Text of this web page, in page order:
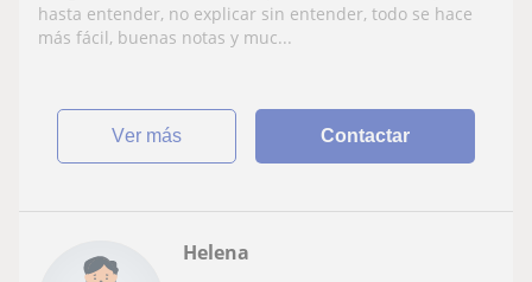
hasta entender, no explicar sin entender, todo se hace
más fácil, buenas notas y muc...
ver más Contactar
Helena